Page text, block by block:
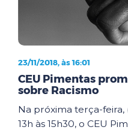
23/11/2018, às 16:01
CEU Pimentas
sobre Racismo
Na próxima terça-feira,
13h às 15h30, o CEU